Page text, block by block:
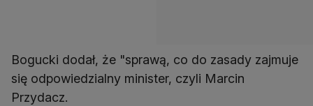
Bogucki dodał, że "sprawą, co do zasady zajmuje
się odpowiedzialny minister, czyli Marcin
Przydacz.